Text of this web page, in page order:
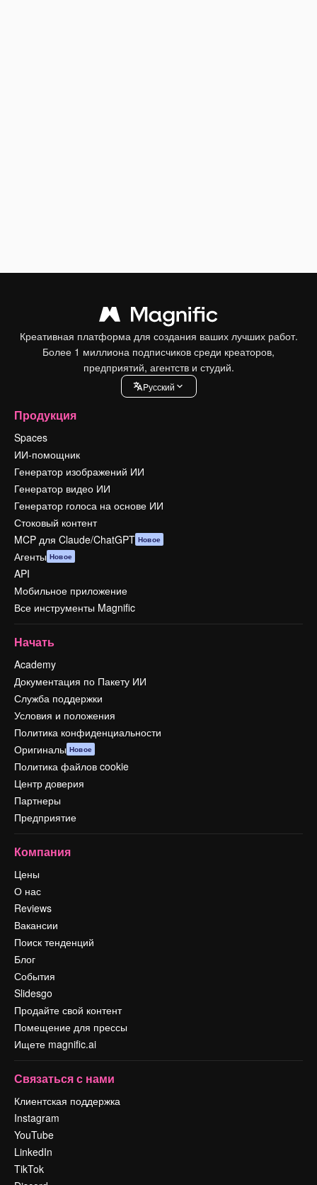
Креативная платформа для создания ваших лучших работ.
Более 1 миллиона подписчиков среди креаторов,
предприятий, агентств и студий.
Pусский
Продукция
Spaces
ИИ-помощник
Генератор изображений ИИ
Генератор видео ИИ
Генератор голоса на основе ИИ
Стоковый контент
MCP для Claude/ChatGPT Новое
Агенты Новое
API
Мобильное приложение
Все инструменты Magnific
Начать
Academy
Документация по Пакету ИИ
Служба поддержки
Условия и положения
Политика конфиденциальности
Оригиналы Новое
Политика файлов cookie
Центр доверия
Партнеры
Предприятие
Компания
Цены
О нас
Reviews
Вакансии
Поиск тенденций
Блог
События
Slidesgo
Продайте свой контент
Помещение для прессы
Ищете magnific.ai
Связаться с нами
Клиентская поддержка
Instagram
YouTube
LinkedIn
TikTok